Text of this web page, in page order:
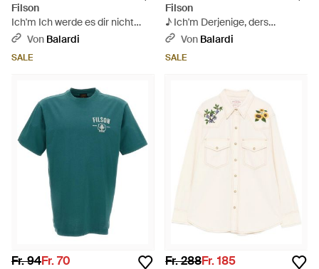
Filson
Ich'm Ich werde es dir nicht
sagen. - Braun
Von Balardi
SALE
Filson
♪ Ich'm Derjenige, ders
Verstanden ♪ - Weiß
Von Balardi
SALE
Fr. 94Fr. 70 Fr. 288Fr. 185